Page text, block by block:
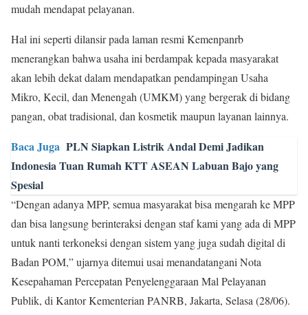
mudah mendapat pelayanan.
Hal ini seperti dilansir pada laman resmi Kemenpanrb
menerangkan bahwa usaha ini berdampak kepada masyarakat
akan lebih dekat dalam mendapatkan pendampingan Usaha
Mikro, Kecil, dan Menengah (UMKM) yang bergerak di bidang
pangan, obat tradisional, dan kosmetik maupun layanan lainnya.
Baca Juga PLN Siapkan Listrik Andal Demi Jadikan
Indonesia Tuan Rumah KTT ASEAN Labuan Bajo yang
Spesial
“Dengan adanya MPP, semua masyarakat bisa mengarah ke MPP
dan bisa langsung berinteraksi dengan staf kami yang ada di MPP
untuk nanti terkoneksi dengan sistem yang juga sudah digital di
Badan POM,” ujarnya ditemui usai menandatangani Nota
Kesepahaman Percepatan Penyelenggaraan Mal Pelayanan
Publik, di Kantor Kementerian PANRB, Jakarta, Selasa (28/06).